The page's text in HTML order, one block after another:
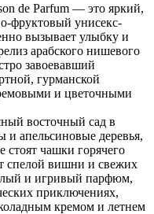
de Parfum — это яркий,
фруктовый унисекс-
вызывает улыбку и
арабского нишевого
завоевавший
гурманской
и цветочными
восточный сад в
и апельсиновые деревья,
стоят чашки горячего
спелой вишни и свежих
и игривый парфюм,
приключениях,
кремом и летнем